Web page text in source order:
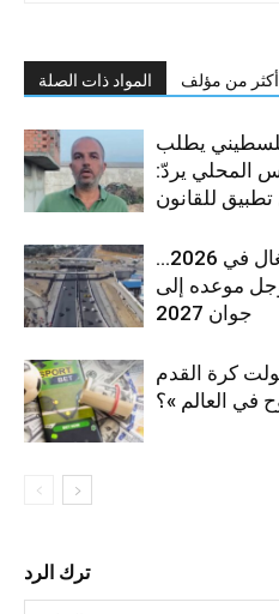
المواد ذات الصلة أكثر من مؤلف
يطلب
المحلي يردّ:
بعد وعود بانتهاء الأشغال في 2026…
موعده إلى
جوان 2027
:كيف تحولت كرة القدم
في العالم »؟
ترك الرد